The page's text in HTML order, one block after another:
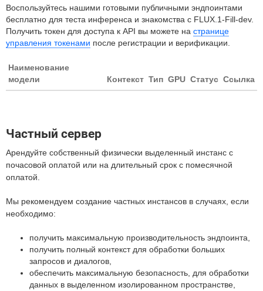
Воспользуйтесь нашими готовыми публичными эндпоинтами
бесплатно для теста инференса и знакомства с FLUX.1-Fill-dev.
Получить токен для доступа к API вы можете на странице
управления токенами после регистрации и верификации.
Наименование
модели
Контекст Тип GPU Статус Ссылка
Частный сервер
Арендуйте собственный физически выделенный инстанс с
почасовой оплатой или на длительный срок с помесячной
оплатой.
Мы рекомендуем создание частных инстансов в случаях, если
необходимо:
получить максимальную производительность эндпоинта,
получить полный контекст для обработки больших
запросов и диалогов,
обеспечить максимальную безопасность, для обработки
данных в выделенном изолированном пространстве,